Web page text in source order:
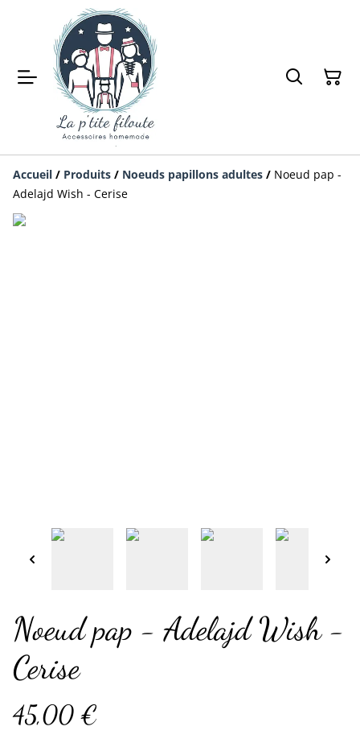
Accueil / Produits / Noeuds papillons adultes / Noeud pap -
Adelajd Wish - Cerise
Noeud pap - Adelajd Wish -
Cerise
45,00 €